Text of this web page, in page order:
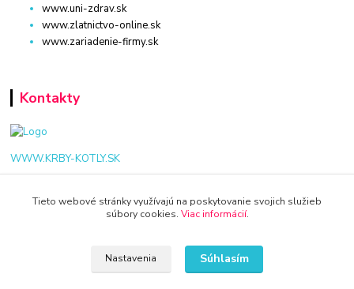
www.uni-zdrav.sk
www.zlatnictvo-online.sk
www.zariadenie-firmy.sk
Kontakty
WWW.KRBY-KOTLY.SK
Tieto webové stránky využívajú na poskytovanie svojich služieb
súbory cookies. Viac informácií.
Nastavenia Súhlasím